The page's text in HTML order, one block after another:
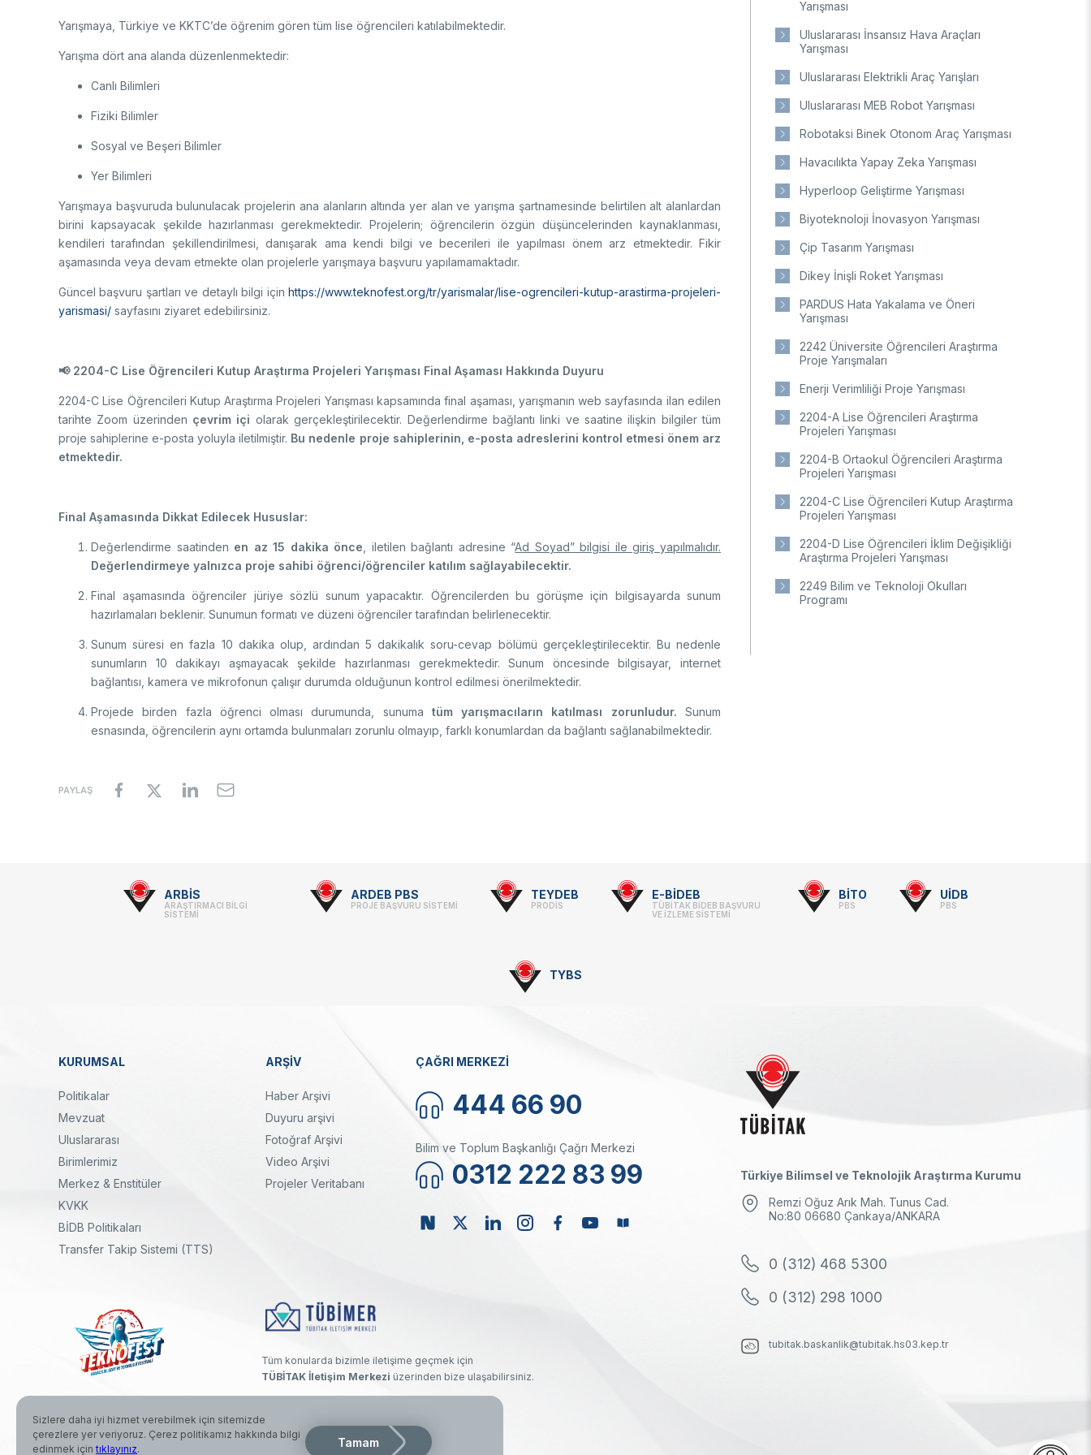
Hizmet Envanterleri
BTYK (Mülga)
AB Çerçeve Programları
Uzay Teknolojileri Araştırma Enstitüsü
(UZAY)
Kutup Araştırmaları Enstitüsü (KARE)
Ulusal Akademik Ağ ve Bilgi Merkezi
(ULAKBİM)
Fotoğraf Arşivi
KVKK Aydınlatma metni
Yarışmaya, Türkiye ve KKTC’de öğrenim gören tüm lise öğrencileri katılabilmektedir.
Yarışma dört ana alanda düzenlenmektedir:
Canlı Bilimleri
Fiziki Bilimler
Sosyal ve Beşeri Bilimler
Yer Bilimleri
Yarışmaya başvuruda bulunulacak projelerin ana alanların altında yer alan ve yarışma şartnamesinde belirtilen alt alanlardan
birini kapsayacak şekilde hazırlanması gerekmektedir. Projelerin; öğrencilerin özgün düşüncelerinden kaynaklanması,
kendileri tarafından şekillendirilmesi, danışarak ama kendi bilgi ve becerileri ile yapılması önem arz etmektedir. Fikir
aşamasında veya devam etmekte olan projelerle yarışmaya başvuru yapılamamaktadır.
Güncel başvuru şartları ve detaylı bilgi için https://www.teknofest.org/tr/yarismalar/lise-ogrencileri-kutup-arastirma-projeleri-
yarismasi/ sayfasını ziyaret edebilirsiniz.
📢 2204-C Lise Öğrencileri Kutup Araştırma Projeleri Yarışması Final Aşaması Hakkında Duyuru
2204-C Lise Öğrencileri Kutup Araştırma Projeleri Yarışması kapsamında final aşaması, yarışmanın web sayfasında ilan edilen
tarihte Zoom üzerinden çevrim içi olarak gerçekleştirilecektir. Değerlendirme bağlantı linki ve saatine ilişkin bilgiler tüm
proje sahiplerine e-posta yoluyla iletilmiştir. Bu nedenle proje sahiplerinin, e-posta adreslerini kontrol etmesi önem arz
etmektedir.
Final Aşamasında Dikkat Edilecek Hususlar:
Değerlendirme saatinden en az 15 dakika önce , iletilen bağlantı adresine “Ad Soyad” bilgisi ile giriş yapılmalıdır.
Değerlendirmeye yalnızca proje sahibi öğrenci/öğrenciler katılım sağlayabilecektir.
Final aşamasında öğrenciler jüriye sözlü sunum yapacaktır. Öğrencilerden bu görüşme için bilgisayarda sunum
hazırlamaları beklenir. Sunumun formatı ve düzeni öğrenciler tarafından belirlenecektir.
Sunum süresi en fazla 10 dakika olup, ardından 5 dakikalık soru-cevap bölümü gerçekleştirilecektir. Bu nedenle
sunumların 10 dakikayı aşmayacak şekilde hazırlanması gerekmektedir. Sunum öncesinde bilgisayar, internet
bağlantısı, kamera ve mikrofonun çalışır durumda olduğunun kontrol edilmesi önerilmektedir.
Projede birden fazla öğrenci olması durumunda, sunuma tüm yarışmacıların katılması zorunludur.Sunum
esnasında, öğrencilerin aynı ortamda bulunmaları zorunlu olmayıp, farklı konumlardan da bağlantı sağlanabilmektedir.
PAYLAŞ
Yarışması
Uluslararası İnsansız Hava Araçları
Yarışması
Uluslararası Elektrikli Araç Yarışları
Uluslararası MEB Robot Yarışması
Robotaksi Binek Otonom Araç Yarışması
Havacılıkta Yapay Zeka Yarışması
Hyperloop Geliştirme Yarışması
Biyoteknoloji İnovasyon Yarışması
Çip Tasarım Yarışması
Dikey İnişli Roket Yarışması
PARDUS Hata Yakalama ve Öneri
Yarışması
2242 Üniversite Öğrencileri Araştırma
Proje Yarışmaları
Enerji Verimliliği Proje Yarışması
2204-A Lise Öğrencileri Araştırma
Projeleri Yarışması
2204-B Ortaokul Öğrencileri Araştırma
Projeleri Yarışması
2204-C Lise Öğrencileri Kutup Araştırma
Projeleri Yarışması
2204-D Lise Öğrencileri İklim Değişikliği
Araştırma Projeleri Yarışması
2249 Bilim ve Teknoloji Okulları
Programı
ARBİS
ARAŞTIRMACI BİLGİ
SİSTEMİ
ARDEB PBS
PROJE BAŞVURU SİSTEMİ
TEYDEB
PRODİS
E-BİDEB
TÜBİTAK BİDEB BAŞVURU
VE İZLEME SİSTEMİ
BİTO
PBS
UİDB
PBS
TYBS
Dipnot
KURUMSAL
Politikalar
Mevzuat
Uluslararası
Birimlerimiz
Merkez & Enstitüler
KVKK
BİDB Politikaları
Transfer Takip Sistemi (TTS)
ARŞİV
Haber Arşivi
Duyuru arşivi
Fotoğraf Arşivi
Video Arşivi
Projeler Veritabanı
ÇAĞRI MERKEZİ
444 66 90
Bilim ve Toplum Başkanlığı Çağrı Merkezi
0312 222 83 99
LinkedinInstagramFacebook
Tüm konularda bizimle iletişime geçmek için
TÜBİTAK İletişim Merkezi üzerinden bize ulaşabilirsiniz.
© 2026 Türkiye Bilimsel ve Teknolojik Araştırma Kurumu. Her hakkı saklıdır.
Türkiye Bilimsel ve Teknolojik Araştırma Kurumu
Remzi Oğuz Arık Mah. Tunus Cad.
No:80 06680 Çankaya/ANKARA
0 (312) 468 5300
0 (312) 298 1000
tubitak.baskanlik@tubitak.hs03.kep.tr
Sizlere daha iyi hizmet verebilmek için sitemizde
çerezlere yer veriyoruz. Çerez politikamız hakkında bilgi
edinmek için tıklayınız. Tamam